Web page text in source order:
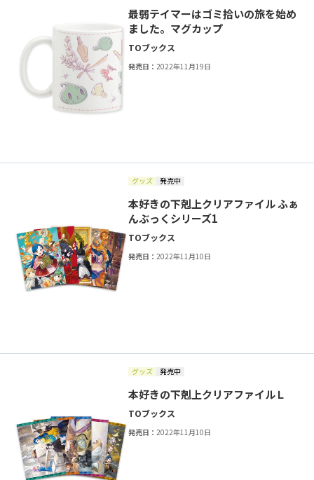
最弱テイマーはゴミ拾いの旅を始め
ました。マグカップ
TOブックス
発売日：2022年11月19日
グッズ 発売中
本好きの下剋上クリアファイル ふぁ
んぶっくシリーズ1
TOブックス
発売日：2022年11月10日
グッズ 発売中
本好きの下剋上クリアファイルＬ
TOブックス
発売日：2022年11月10日